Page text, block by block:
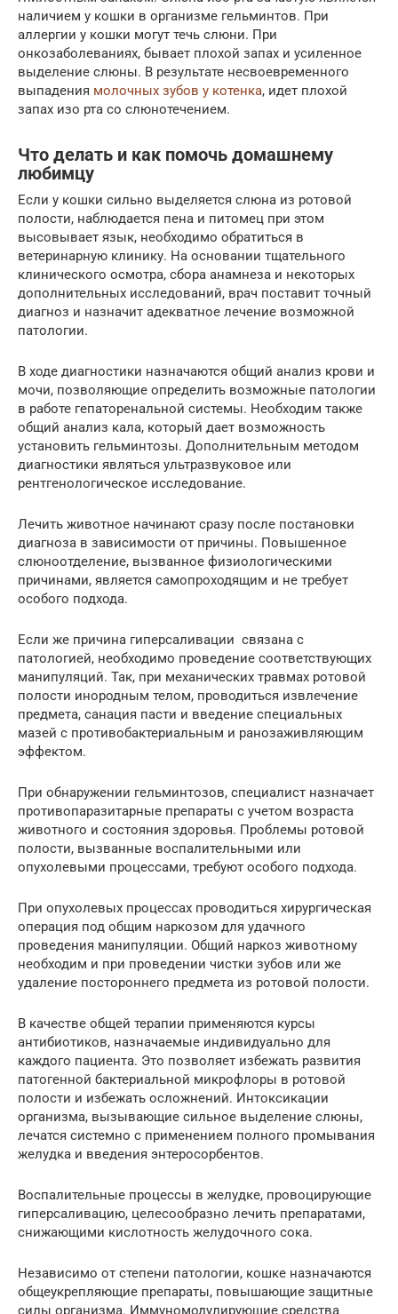
наличием у кошки в организме гельминтов. При
аллергии у кошки могут течь слюни. При
онкозаболеваниях, бывает плохой запах и усиленное
выделение слюны. В результате несвоевременного
выпадения молочных зубов у котенка, идет плохой
запах изо рта со слюнотечением.
Что делать и как помочь домашнему
любимцу
Если у кошки сильно выделяется слюна из ротовой
полости, наблюдается пена и питомец при этом
высовывает язык, необходимо обратиться в
ветеринарную клинику. На основании тщательного
клинического осмотра, сбора анамнеза и некоторых
дополнительных исследований, врач поставит точный
диагноз и назначит адекватное лечение возможной
патологии.
В ходе диагностики назначаются общий анализ крови и
мочи, позволяющие определить возможные патологии
в работе гепаторенальной системы. Необходим также
общий анализ кала, который дает возможность
установить гельминтозы. Дополнительным методом
диагностики являться ультразвуковое или
рентгенологическое исследование.
Лечить животное начинают сразу после постановки
диагноза в зависимости от причины. Повышенное
слюноотделение, вызванное физиологическими
причинами, является самопроходящим и не требует
особого подхода.
Если же причина гиперсаливации связана с
патологией, необходимо проведение соответствующих
манипуляций. Так, при механических травмах ротовой
полости инородным телом, проводиться извлечение
предмета, санация пасти и введение специальных
мазей с противобактериальным и ранозаживляющим
эффектом.
При обнаружении гельминтозов, специалист назначает
противопаразитарные препараты с учетом возраста
животного и состояния здоровья. Проблемы ротовой
полости, вызванные воспалительными или
опухолевыми процессами, требуют особого подхода.
При опухолевых процессах проводиться хирургическая
операция под общим наркозом для удачного
проведения манипуляции. Общий наркоз животному
необходим и при проведении чистки зубов или же
удаление постороннего предмета из ротовой полости.
В качестве общей терапии применяются курсы
антибиотиков, назначаемые индивидуально для
каждого пациента. Это позволяет избежать развития
патогенной бактериальной микрофлоры в ротовой
полости и избежать осложнений. Интоксикации
организма, вызывающие сильное выделение слюны,
лечатся системно с применением полного промывания
желудка и введения энтеросорбентов.
Воспалительные процессы в желудке, провоцирующие
гиперсаливацию, целесообразно лечить препаратами,
снижающими кислотность желудочного сока.
Независимо от степени патологии, кошке назначаются
общеукрепляющие препараты, повышающие защитные
силы организма. Иммуномодулирующие средства